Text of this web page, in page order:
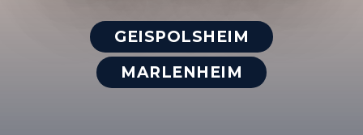
GEISPOLSHEIM
MARLENHEIM